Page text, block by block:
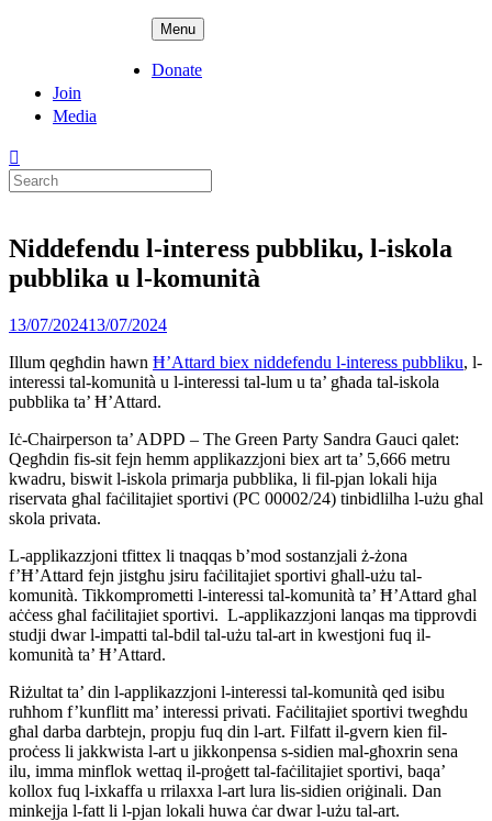
Menu
Donate
Join
Media
Search
for:
Niddefendu l-interess pubbliku, l-iskola
pubblika u l-komunità
Posted
13/07/202413/07/2024
Illum qegħdin hawn Ħ’Attard biex niddefendu l-interess pubbliku, l-
interessi tal-komunità u l-interessi tal-lum u ta’ għada tal-iskola
pubblika ta’ Ħ’Attard.
Iċ-Chairperson ta’ ADPD – The Green Party Sandra Gauci qalet:
Qegħdin fis-sit fejn hemm applikazzjoni biex art ta’ 5,666 metru
kwadru, biswit l-iskola primarja pubblika, li fil-pjan lokali hija
riservata għal faċilitajiet sportivi (PC 00002/24) tinbidlilha l-użu għal
skola privata.
L-applikazzjoni tfittex li tnaqqas b’mod sostanzjali ż-żona
f’Ħ’Attard fejn jistgħu jsiru faċilitajiet sportivi għall-użu tal-
komunità. Tikkomprometti l-interessi tal-komunità ta’ Ħ’Attard għal
aċċess għal faċilitajiet sportivi. L-applikazzjoni lanqas ma tipprovdi
studji dwar l-impatti tal-bdil tal-użu tal-art in kwestjoni fuq il-
komunità ta’ Ħ’Attard.
Riżultat ta’ din l-applikazzjoni l-interessi tal-komunità qed isibu
ruħhom f’kunflitt ma’ interessi privati. Faċilitajiet sportivi twegħdu
għal darba darbtejn, propju fuq din l-art. Filfatt il-gvern kien fil-
proċess li jakkwista l-art u jikkonpensa s-sidien mal-għoxrin sena
ilu, imma minflok wettaq il-proġett tal-faċilitajiet sportivi, baqa’
kollox fuq l-ixkaffa u rrilaxxa l-art lura lis-sidien oriġinali. Dan
minkejja l-fatt li l-pjan lokali huwa ċar dwar l-użu tal-art.